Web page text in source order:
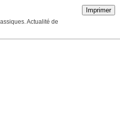
Imprimer
Actualité de